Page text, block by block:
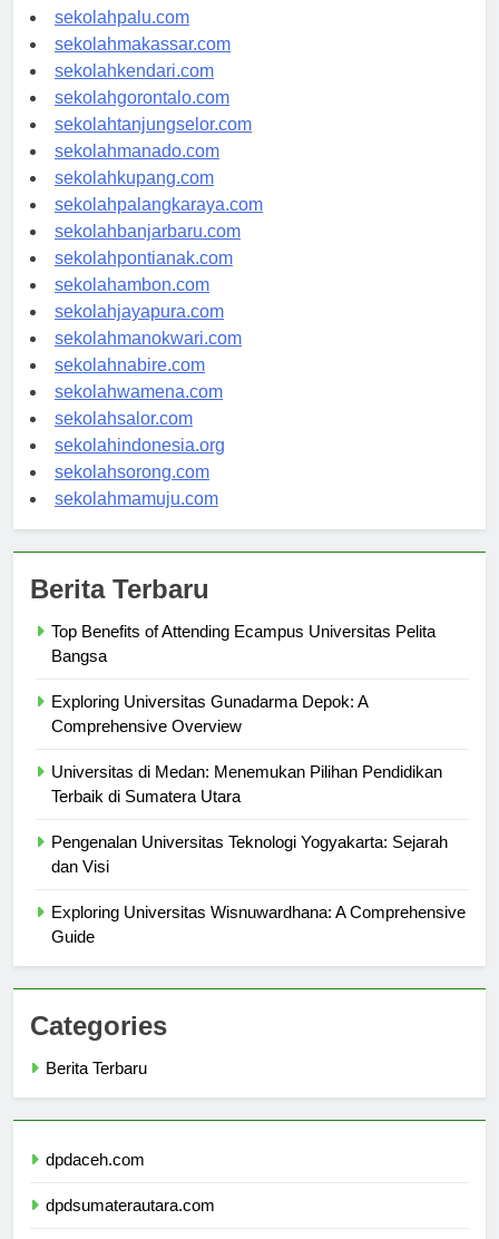
sekolahsurabaya.com
sekolahpalu.com
sekolahmakassar.com
sekolahkendari.com
sekolahgorontalo.com
sekolahtanjungselor.com
sekolahmanado.com
sekolahkupang.com
sekolahpalangkaraya.com
sekolahbanjarbaru.com
sekolahpontianak.com
sekolahambon.com
sekolahjayapura.com
sekolahmanokwari.com
sekolahnabire.com
sekolahwamena.com
sekolahsalor.com
sekolahindonesia.org
sekolahsorong.com
Top Benefits of Attending Ecampus Universitas Pelita
Exploring Universitas Gunadarma Depok: A
Universitas di Medan: Menemukan Pilihan Pendidikan
Pengenalan Universitas Teknologi Yogyakarta: Sejarah
Exploring Universitas Wisnuwardhana: A Comprehensive
Categories